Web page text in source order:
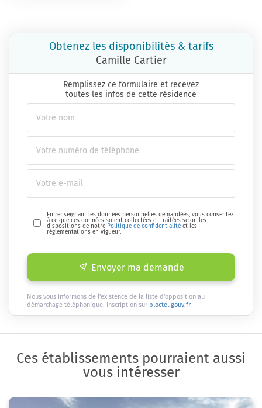
Obtenez les disponibilités & tarifs
Camille Cartier
Remplissez ce formulaire et recevez
toutes les infos de cette résidence
En renseignant les données personnelles demandées, vous consentez
à ce que ces données soient collectées et traitées selon les
dispositions de notre Politique de confidentialité et les
réglementations en vigueur.
Envoyer ma demande
Nous vous informons de l'existence de la liste d'opposition au
démarchage téléphonique. Inscription sur bloctel.gouv.fr
Ces établissements pourraient aussi
vous intéresser